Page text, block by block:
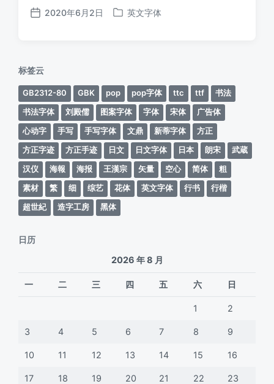
发
2020年6月2日
发
英文字体
标签云
GB2312-80 GBK pop pop字体 ttc ttf
书法
书法字体
刘殿儒 图案字体 字体 宋体
广告体
心动字
手写 手写字体 文鼎 新蒂字体
方正
方正字迹
方正手迹 日文 日文字体 日本 朗宋
武蔵
汉仪
海報 海报 王漢宗 矢量 空心 简体
粗
素材
繁 细 综艺 花体 英文字体 行书
行楷
超世紀
造字工房 黑体
日历
2026 年 8 月
一 二 三 四 五 六 日
1 2
3 4 5 6 7 8 9
10 11 12 13 14 15 16
17 18 19 20 21 22 23